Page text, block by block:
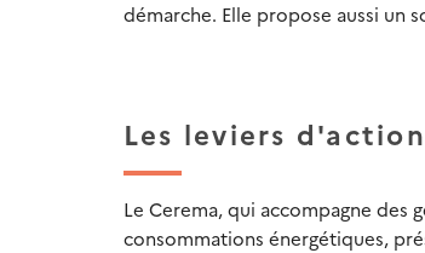
démarche. Elle propose aussi un
Les leviers d'action
Le Cerema, qui accompagne des
consommations énergétiques,